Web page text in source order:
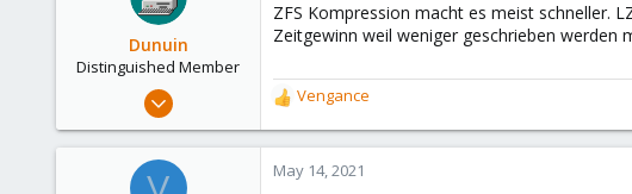
Dunuin
Distinguished Member
Jun 30, 2020
4,874
ZFS Kompression macht es meist schneller.
Zeitgewinn weil weniger geschrieben werden
R
e
a
c
Vengance
May 14, 2021